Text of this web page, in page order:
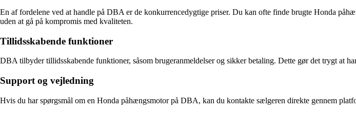
En af fordelene ved at handle på DBA er de konkurrencedygtige priser. Du kan ofte finde brugte Honda
uden at gå på kompromis med kvaliteten.
Tillidsskabende funktioner
DBA tilbyder tillidsskabende funktioner, såsom brugeranmeldelser og sikker betaling. Dette gør det trygt at
Support og vejledning
Hvis du har spørgsmål om en Honda påhængsmotor på DBA, kan du kontakte sælgeren direkte gennem